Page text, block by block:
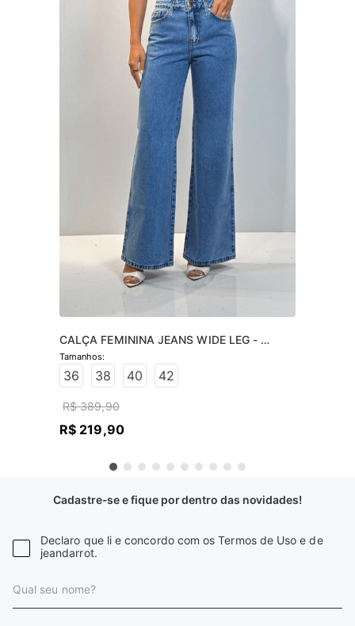
CALÇA FEMININA JEANS WIDE LEG -
JEANS CLARO
36 38 40 42
R$ 389,90
R$ 219,90
Cadastre-se e fique por dentro das novidades!
Declaro que li e concordo com os Termos de Uso e de
jeandarrot.